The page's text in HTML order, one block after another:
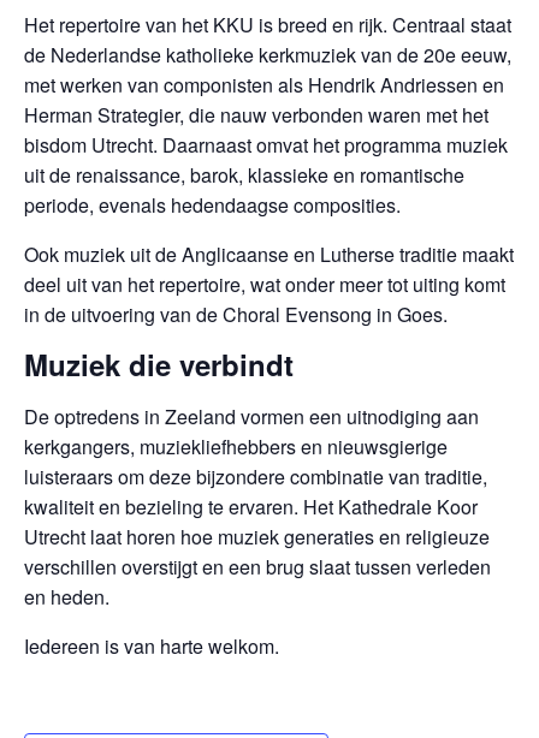
Het repertoire van het KKU is breed en rijk. Centraal staat
de Nederlandse katholieke kerkmuziek van de 20e eeuw,
met werken van componisten als Hendrik Andriessen en
Herman Strategier, die nauw verbonden waren met het
bisdom Utrecht. Daarnaast omvat het programma muziek
uit de renaissance, barok, klassieke en romantische
periode, evenals hedendaagse composities.
Ook muziek uit de Anglicaanse en Lutherse traditie maakt
deel uit van het repertoire, wat onder meer tot uiting komt
in de uitvoering van de Choral Evensong in Goes.
Muziek die verbindt
De optredens in Zeeland vormen een uitnodiging aan
kerkgangers, muziekliefhebbers en nieuwsgierige
luisteraars om deze bijzondere combinatie van traditie,
kwaliteit en bezieling te ervaren. Het Kathedrale Koor
Utrecht laat horen hoe muziek generaties en religieuze
verschillen overstijgt en een brug slaat tussen verleden
en heden.
Iedereen is van harte welkom.